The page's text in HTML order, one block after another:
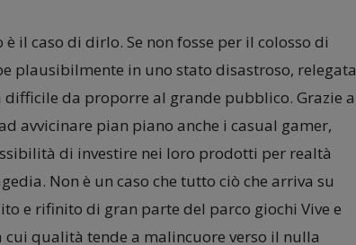
è il caso di dirlo. Se non fosse per il colosso di
plausibilmente in uno stato disastroso, relegata
da proporre al grande pubblico. Grazie a
avvicinare pian piano anche i casual gamer,
di investire nei loro prodotti per realtà
Non è un caso che tutto ciò che arriva su
e rifinito di gran parte del parco giochi Vive e
qualità tende a malincuore verso il nulla